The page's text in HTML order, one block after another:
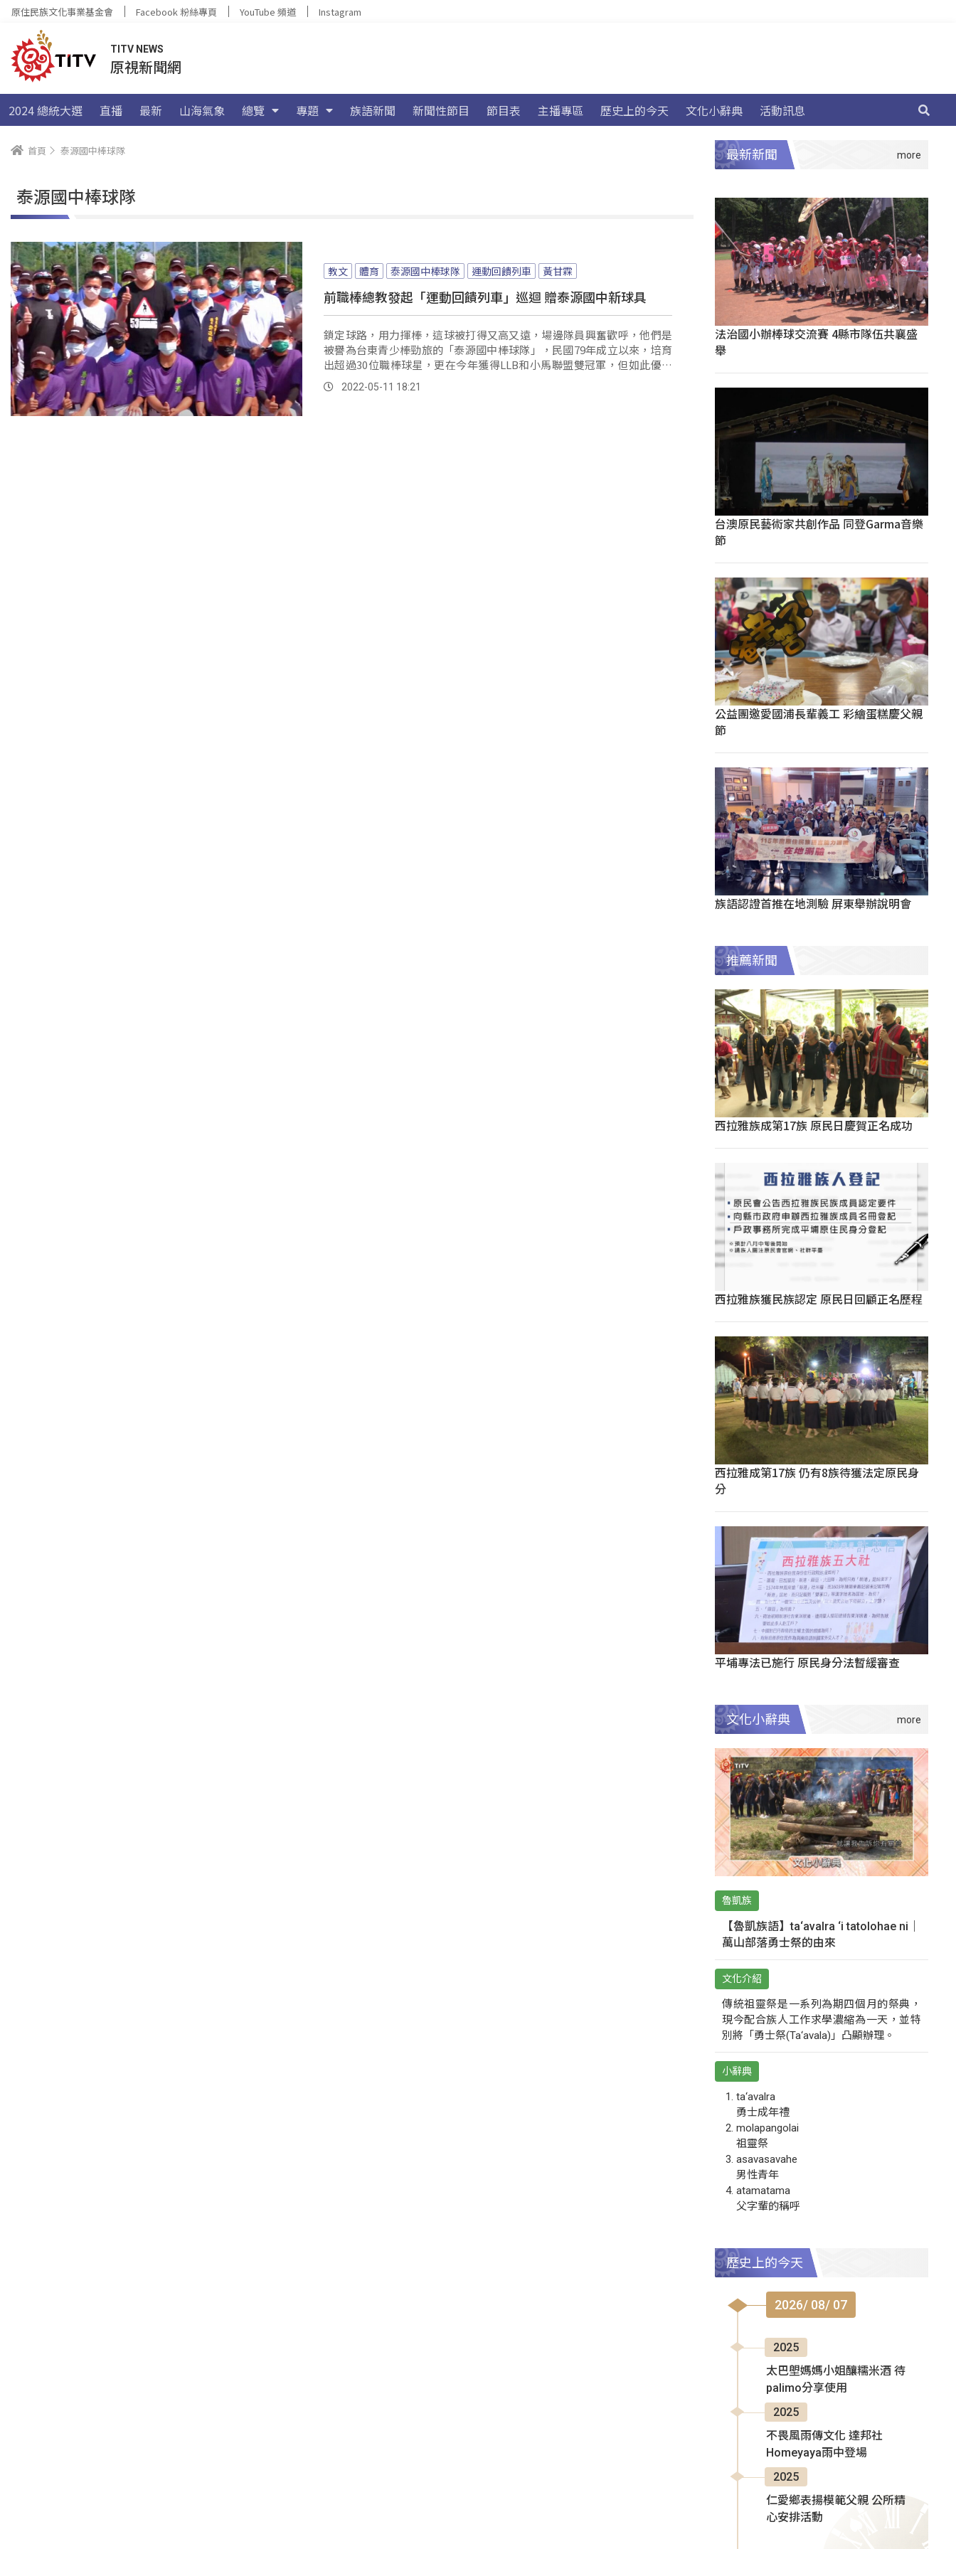
原住民族文化事業基金會 Facebook 粉絲專頁 YouTube 頻道 Instagram
TITV NEWS
原視新聞網
2024 總統大選 直播 最新 山海氣象 總覽 專題 族語新聞 新聞性節目 節目表 主播專區 歷史上的今天 文化小辭典 活動訊息
首頁 泰源國中棒球隊
泰源國中棒球隊
教文 體育 泰源國中棒球隊 運動回饋列車 黃甘霖
前職棒總教發起「運動回饋列車」巡迴 贈泰源國中新球具
鎖定球路，用力揮棒，這球被打得又高又遠，場邊隊員興奮歡呼，他們是
被譽為台東青少棒勁旅的「泰源國中棒球隊」，民國79年成立以來，培育
出超過30位職棒球星，更在今年獲得LLB和小馬聯盟雙冠軍，但如此優異
成...。2022-05-11 18:21
最新新聞
法治國小辦棒球交流賽 4縣市隊伍共襄盛
舉
台澳原民藝術家共創作品 同登Garma音樂
節
公益團邀愛國浦長輩義工 彩繪蛋糕慶父親
節
族語認證首推在地測驗 屏東舉辦說明會
推薦新聞
西拉雅族成第17族 原民日慶賀正名成功
西拉雅族獲民族認定 原民日回顧正名歷程
西拉雅成第17族 仍有8族待獲法定原民身
分
平埔專法已施行 原民身分法暫緩審查
文化小辭典
魯凱族
【魯凱族語】ta‘avalra ‘i tatolohae ni｜
萬山部落勇士祭的由來
文化介紹
傳統祖靈祭是一系列為期四個月的祭典，
現今配合族人工作求學濃縮為一天，並特
別將「勇士祭(Ta‘avala)」凸顯辦理。
小辭典
ta‘avalra
勇士成年禮
molapangolai
祖靈祭
asavasavahe
男性青年
atamatama
父字輩的稱呼
歷史上的今天
2026/ 08/ 07
2025
太巴塱媽媽小姐釀糯米酒 待
palimo分享使用
2025
不畏風雨傳文化 達邦社
Homeyaya雨中登場
2025
仁愛鄉表揚模範父親 公所精
心安排活動